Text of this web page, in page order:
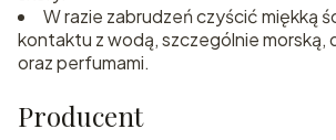
W razie zabrudzeń czyścić miękką
kontaktu z wodą, szczególnie morską,
oraz perfumami.
Producent